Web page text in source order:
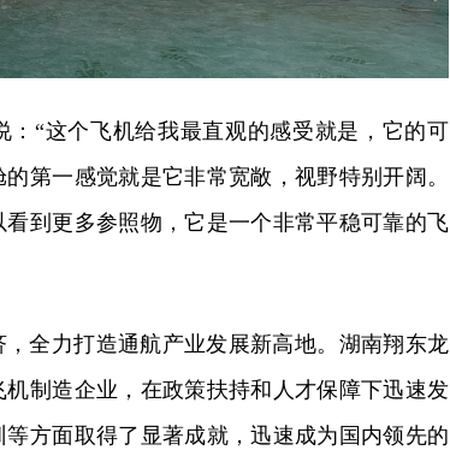
：“这个飞机给我最直观的感受就是，它的可
第一感觉就是它非常宽敞，视野特别开阔。
到更多参照物，它是一个非常平稳可靠的飞
全力打造通航产业发展新高地。湖南翔东龙
制造企业，在政策扶持和人才保障下迅速发
方面取得了显著成就，迅速成为国内领先的